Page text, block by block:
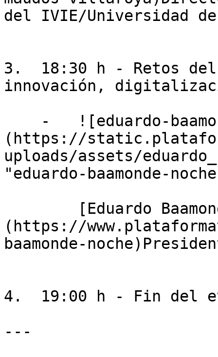
del IVIE/Universidad
3.  18:30 h - Retos
innovación,
(https://
uploads/assets/
"eduardo-baamonde-
(https://
baamonde-
4.  19:00 h - Fin del
---